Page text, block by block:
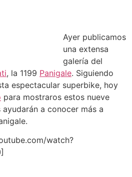
Ayer publicamos
una extensa
galería del
, la 1199 Panigale. Siguiendo
espectacular superbike, hoy
para mostraros estos nueve
a conocer más a
watch?